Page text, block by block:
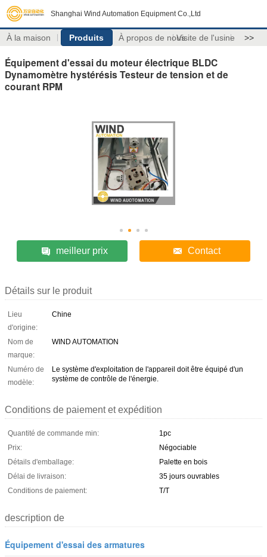
Shanghai Wind Automation Equipment Co.,Ltd
À la maison Produits À propos de nousVisite de l'usine >>
Équipement d'essai du moteur électrique BLDC
Dynamomètre hystérésis Testeur de tension et de
courant RPM
meilleur prix Contact
Détails sur le produit
Lieu
d'origine:
Chine
Nom de
marque:
WIND AUTOMATION
Numéro de
modèle:
Le système d'exploitation de l'appareil doit être équipé d'un
système de contrôle de l'énergie.
Conditions de paiement et expédition
Quantité de commande min:
1pc
Prix:
Négociable
Détails d'emballage:
Palette en bois
Délai de livraison:
35 jours ouvrables
Conditions de paiement:
T/T
description de
Équipement d'essai des armatures